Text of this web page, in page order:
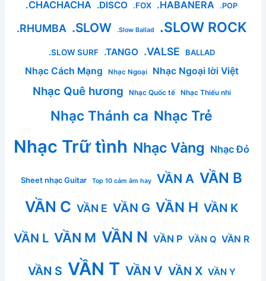
.CHACHACHA .DISCO .FOX .HABANERA .POP
.RHUMBA .SLOW .Slow Ballad .SLOW ROCK
.SLOW SURF .TANGO .VALSE BALLAD
Nhạc Cách Mạng Nhạc Ngoại Nhạc Ngoại lời Việt
Nhạc Quê hương Nhạc Quốc tế Nhạc Thiếu nhi
Nhạc Thánh ca Nhạc Trẻ
Nhạc Trữ tình Nhạc Vàng Nhạc Đỏ
Sheet nhạc Guitar Top 10 cảm âm hay VẦN A VẦN B
VẦN C VẦN E VẦN G VẦN H VẦN K
VẦN L VẦN M VẦN N VẦN P VẦN Q VẦN R
VẦN S VẦN T VẦN V VẦN X VẦN Y